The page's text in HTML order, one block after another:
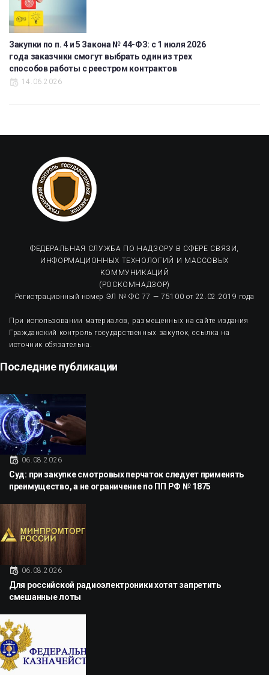
Закупки по п. 4 и 5 Закона № 44-ФЗ: с 1 июля 2026
года заказчики смогут выбрать один из трех
способов работы с реестром контрактов
14.06.2026
ФЕДЕРАЛЬНАЯ СЛУЖБА ПО НАДЗОРУ В СФЕРЕ СВЯЗИ,
ИНФОРМАЦИОННЫХ ТЕХНОЛОГИЙ И МАССОВЫХ
КОММУНИКАЦИЙ
(РОСКОМНАДЗОР)
Регистрационный номер ЭЛ № ФС 77 — 75100 от 22.02.2019 года
При использовании материалов, размещенных на сайте издания
Гражданский контроль государственных закупок, ссылка на
источник обязательна.
Последние публикации
06.08.2026
Суд: при закупке смотровых перчаток следует применять
преимущество, а не ограничение по ПП РФ № 1875
06.08.2026
Для российской радиоэлектроники хотят запретить
смешанные лоты